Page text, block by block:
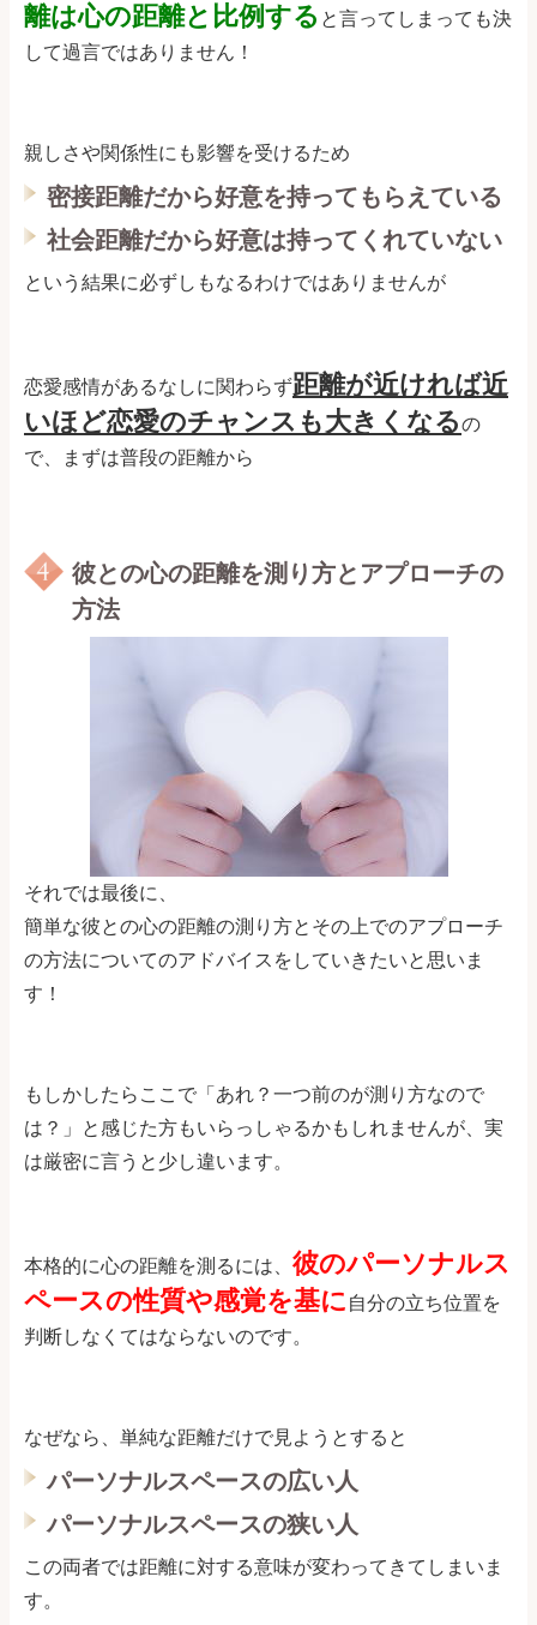
離は心の距離と比例する と言ってしまっても決
して過言ではありません！
親しさや関係性にも影響を受けるため
密接距離だから好意を持ってもらえている
社会距離だから好意は持ってくれていない
という結果に必ずしもなるわけではありませんが
恋愛感情があるなしに関わらず距離が近ければ近
いほど恋愛のチャンスも大きくなるの
で、まずは普段の距離から
彼との心の距離を測り方とアプローチの
方法
それでは最後に、
簡単な彼との心の距離の測り方とその上でのアプローチ
の方法についてのアドバイスをしていきたいと思いま
す！
もしかしたらここで「あれ？一つ前のが測り方なので
は？」と感じた方もいらっしゃるかもしれませんが、実
は厳密に言うと少し違います。
本格的に心の距離を測るには、 彼のパーソナルス
ペースの性質や感覚を基に 自分の立ち位置を
判断しなくてはならないのです。
なぜなら、単純な距離だけで見ようとすると
パーソナルスペースの広い人
パーソナルスペースの狭い人
この両者では距離に対する意味が変わってきてしまいま
す。